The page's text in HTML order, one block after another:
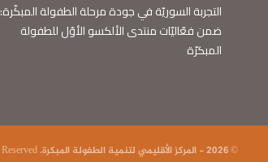
التجربة السوريّة في جودة مرحلة الطفولة المبكّرة:
ضمن فعّاليّات منتدى الألكسو الأوّل للطفولة
المبكرّة
© 2026 - المركز الأقليمي لتنمية الطفولة المبكرة. All Rights Reserved.